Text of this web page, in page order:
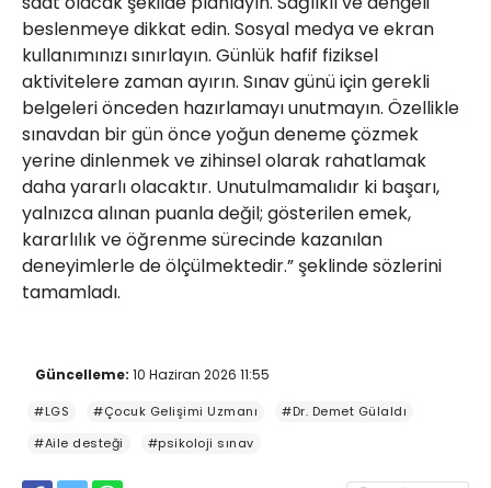
beslenmeye dikkat edin. Sosyal medya ve ekran
kullanımınızı sınırlayın. Günlük hafif fiziksel
aktivitelere zaman ayırın. Sınav günü için gerekli
belgeleri önceden hazırlamayı unutmayın. Özellikle
sınavdan bir gün önce yoğun deneme çözmek
yerine dinlenmek ve zihinsel olarak rahatlamak
daha yararlı olacaktır. Unutulmamalıdır ki başarı,
yalnızca alınan puanla değil; gösterilen emek,
kararlılık ve öğrenme sürecinde kazanılan
deneyimlerle de ölçülmektedir.” şeklinde sözlerini
tamamladı.
Güncelleme: 10 Haziran 2026 11:55
#LGS #Çocuk Gelişimi Uzmanı
#Dr. Demet Gülaldı
#Aile desteği
#psikoloji sınav